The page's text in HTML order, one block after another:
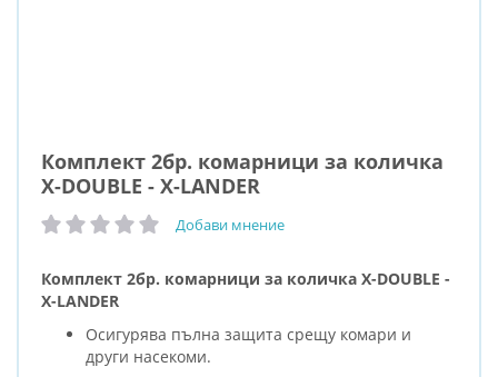
Комплект 2бр. комарници за количка
X-DOUBLE - X-LANDER
рейтинг: Добави мнение
Комплект 2бр. комарници за количка X-DOUBLE -
X-LANDER
Oсигурява пълна защита срещу комари и
други насекоми.